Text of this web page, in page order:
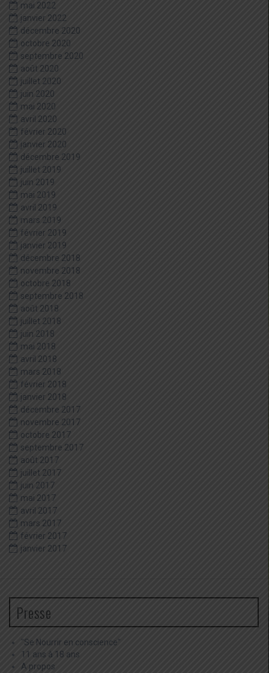
mai 2022
janvier 2022
décembre 2020
octobre 2020
septembre 2020
août 2020
juillet 2020
juin 2020
mai 2020
avril 2020
février 2020
janvier 2020
décembre 2019
juillet 2019
juin 2019
mai 2019
avril 2019
mars 2019
février 2019
janvier 2019
décembre 2018
novembre 2018
octobre 2018
septembre 2018
août 2018
juillet 2018
juin 2018
mai 2018
avril 2018
mars 2018
février 2018
janvier 2018
décembre 2017
novembre 2017
octobre 2017
septembre 2017
août 2017
juillet 2017
juin 2017
mai 2017
avril 2017
mars 2017
février 2017
janvier 2017
Presse
"Se Nourrir en conscience"
11 ans à 18 ans
A propos